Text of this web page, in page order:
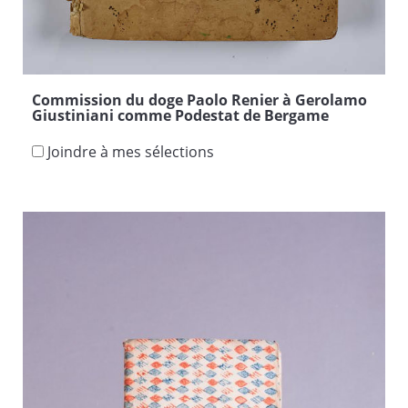
Commission du doge Paolo Renier à Gerolamo
Giustiniani comme Podestat de Bergame
Joindre à mes sélections